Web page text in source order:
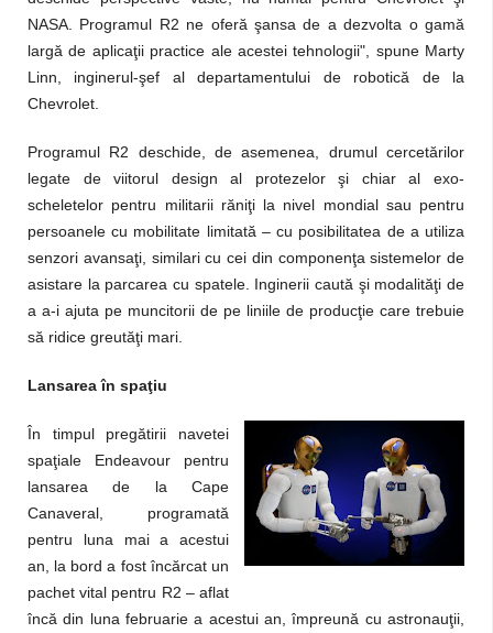
NASA. Programul R2 ne oferă şansa de a dezvolta o gamă
largă de aplicaţii practice ale acestei tehnologii", spune Marty
Linn, inginerul-şef al departamentului de robotică de la
Chevrolet.
Programul R2 deschide, de asemenea, drumul cercetărilor
legate de viitorul design al protezelor şi chiar al exo-
scheletelor pentru militarii răniţi la nivel mondial sau pentru
persoanele cu mobilitate limitată – cu posibilitatea de a utiliza
senzori avansaţi, similari cu cei din componenţa sistemelor de
asistare la parcarea cu spatele. Inginerii caută şi modalităţi de
a a-i ajuta pe muncitorii de pe liniile de producţie care trebuie
să ridice greutăţi mari.
Lansarea în spaţiu
În timpul pregătirii navetei
spaţiale Endeavour pentru
lansarea de la Cape
Canaveral, programată
pentru luna mai a acestui
an, la bord a fost încărcat un
pachet vital pentru R2 – aflat
încă din luna februarie a acestui an, împreună cu astronauţii,